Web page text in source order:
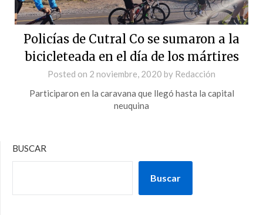
Policías de Cutral Co se sumaron a la
bicicleteada en el día de los mártires
Posted on 2 noviembre, 2020 by Redacción
Participaron en la caravana que llegó hasta la capital
neuquina
BUSCAR
Buscar